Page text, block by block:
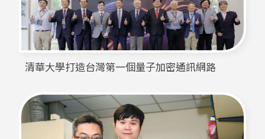
清華大學打造台灣第一個量子加密通訊網路